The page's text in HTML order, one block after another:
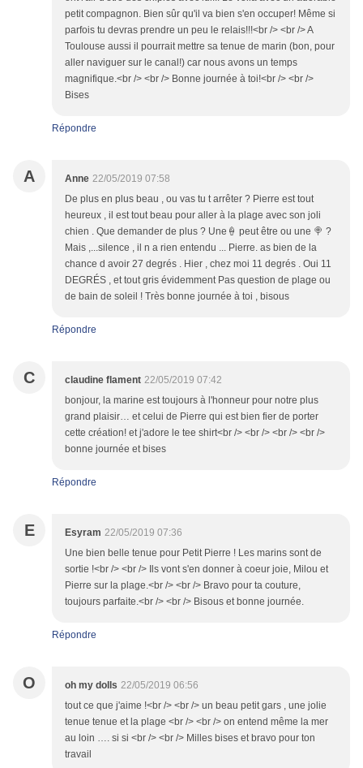
petit compagnon. Bien sûr qu'il va bien s'en occuper! Même si
parfois tu devras prendre un peu le relais!!!<br /> <br /> A
Toulouse aussi il pourrait mettre sa tenue de marin (bon, pour
aller naviguer sur le canal!) car nous avons un temps
magnifique.<br /> <br /> Bonne journée à toi!<br /> <br />
Bises
Répondre
A Anne 22/05/2019 07:58
De plus en plus beau , ou vas tu t arrêter ? Pierre est tout
heureux , il est tout beau pour aller à la plage avec son joli
chien . Que demander de plus ? Une🍦 peut être ou une 🍭 ?
Mais ,...silence , il n a rien entendu ... Pierre. as bien de la
chance d avoir 27 degrés . Hier , chez moi 11 degrés . Oui 11
DEGRÉS , et tout gris évidemment Pas question de plage ou
de bain de soleil ! Très bonne journée à toi , bisous
Répondre
C claudine flament 22/05/2019 07:42
bonjour, la marine est toujours à l'honneur pour notre plus
grand plaisir… et celui de Pierre qui est bien fier de porter
cette création! et j'adore le tee shirt<br /> <br /> <br /> <br />
bonne journée et bises
Répondre
E Esyram 22/05/2019 07:36
Une bien belle tenue pour Petit Pierre ! Les marins sont de
sortie !<br /> <br /> Ils vont s'en donner à coeur joie, Milou et
Pierre sur la plage.<br /> <br /> Bravo pour ta couture,
toujours parfaite.<br /> <br /> Bisous et bonne journée.
Répondre
O oh my dolls 22/05/2019 06:56
tout ce que j'aime !<br /> <br /> un beau petit gars , une jolie
tenue tenue et la plage <br /> <br /> on entend même la mer
au loin …. si si <br /> <br /> Milles bises et bravo pour ton
travail